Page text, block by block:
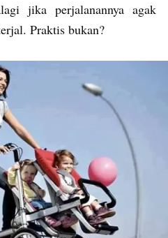
jika perjalanannya agak
Praktis bukan?